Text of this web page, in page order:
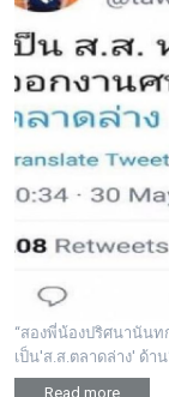
“สองพี่น้องปริศนานันท
เป็น'ส.ส.ตลาดล่าง' ด้า
Read more